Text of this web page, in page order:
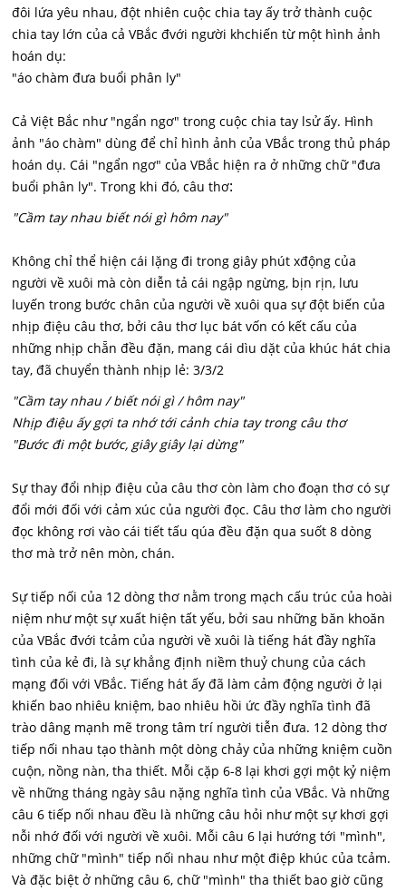
đôi lứa yêu nhau, đột nhiên cuộc chia tay ấy trở thành cuộc
chia tay lớn của cả VBắc đvới người khchiến từ một hình ảnh
hoán dụ:
"áo chàm đưa buổi phân ly"
Cả Việt Bắc như "ngẩn ngơ" trong cuộc chia tay lsử ấy. Hình
ảnh "áo chàm" dùng để chỉ hình ảnh của VBắc trong thủ pháp
hoán dụ. Cái "ngẩn ngơ" của VBắc hiện ra ở những chữ "đưa
buổi phân ly". Trong khi đó, câu thơ:
"Cầm tay nhau biết nói gì hôm nay"
Không chỉ thể hiện cái lặng đi trong giây phút xđộng của
người về xuôi mà còn diễn tả cái ngập ngừng, bịn rịn, lưu
luyến trong bước chân của người về xuôi qua sự đột biến của
nhịp điệu câu thơ, bởi câu thơ lục bát vốn có kết cấu của
những nhịp chẵn đều đặn, mang cái dìu dặt của khúc hát chia
tay, đã chuyển thành nhịp lẻ: 3/3/2
"Cầm tay nhau / biết nói gì / hôm nay"
Nhịp điệu ấy gợi ta nhớ tới cảnh chia tay trong câu thơ
"Bước đi một bước, giây giây lại dừng"
Sự thay đổi nhịp điệu của câu thơ còn làm cho đoạn thơ có sự
đổi mới đối với cảm xúc của người đọc. Câu thơ làm cho người
đọc không rơi vào cái tiết tấu qúa đều đặn qua suốt 8 dòng
thơ mà trở nên mòn, chán.
Sự tiếp nối của 12 dòng thơ nằm trong mạch cấu trúc của hoài
niệm như một sự xuất hiện tất yếu, bởi sau những băn khoăn
của VBắc đvới tcảm của người về xuôi là tiếng hát đầy nghĩa
tình của kẻ đi, là sự khẳng định niềm thuỷ chung của cách
mạng đối với VBắc. Tiếng hát ấy đã làm cảm động người ở lại
khiến bao nhiêu kniệm, bao nhiêu hồi ức đầy nghĩa tình đã
trào dâng mạnh mẽ trong tâm trí người tiễn đưa. 12 dòng thơ
tiếp nối nhau tạo thành một dòng chảy của những kniệm cuồn
cuộn, nồng nàn, tha thiết. Mỗi cặp 6-8 lại khơi gợi một kỷ niệm
về những tháng ngày sâu nặng nghĩa tình của VBắc. Và những
câu 6 tiếp nối nhau đều là những câu hỏi như một sự khơi gợi
nỗi nhớ đối với người về xuôi. Mỗi câu 6 lại hướng tới "mình",
những chữ "mình" tiếp nối nhau như một điệp khúc của tcảm.
Và đặc biệt ở những câu 6, chữ "mình" tha thiết bao giờ cũng